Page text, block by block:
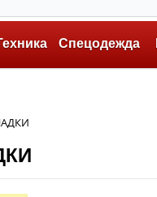
Спецодежда